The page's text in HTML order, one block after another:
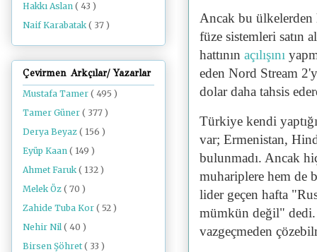
Ancak bu ülkelerden
füze sistemleri satın
hattının açılışını
eden Nord Stream
dolar daha tahsis
Türkiye kendi
var; Ermenistan,
bulunmadı. Ancak
muhariplere hem de
lider geçen hafta
mümkün değil"
vazgeçmeden
Hakkı Aslan ( 43 )
Naif Karabatak( 37 )
Çevirmen Arkçılar/ Yazarlar
Mustafa Tamer ( 495 )
Tamer Güner ( 377 )
Derya Beyaz ( 156 )
Eyüp Kaan ( 149 )
Ahmet Faruk ( 132 )
Melek Öz ( 70 )
Zahide Tuba Kor ( 52 )
Nehir Nil ( 40 )
Birsen Şöhret ( 33 )